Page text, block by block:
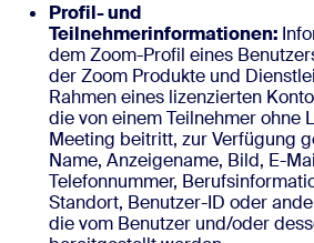
Profil- und
Teilnehmerinformationen:
dem Zoom-Profil eines
der Zoom Produkte und
Rahmen eines lizenzierten
die von einem Teilnehmer ohne
Meeting beitritt, zur Verfügung
Name, Anzeigename, Bild, E-
Telefonnummer,
Standort, Benutzer-ID oder
die vom Benutzer und/oder